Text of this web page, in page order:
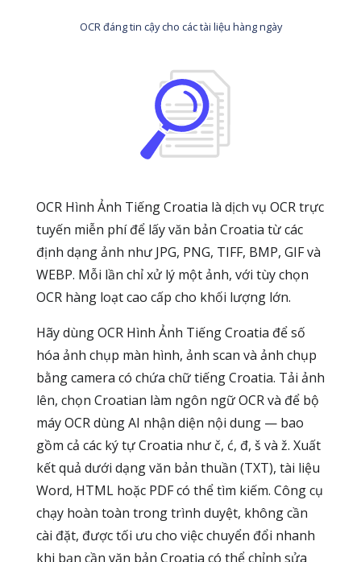
OCR đáng tin cậy cho các tài liệu hàng ngày
OCR Hình Ảnh Tiếng Croatia là dịch vụ OCR trực
tuyến miễn phí để lấy văn bản Croatia từ các
định dạng ảnh như JPG, PNG, TIFF, BMP, GIF và
WEBP. Mỗi lần chỉ xử lý một ảnh, với tùy chọn
OCR hàng loạt cao cấp cho khối lượng lớn.
Hãy dùng OCR Hình Ảnh Tiếng Croatia để số
hóa ảnh chụp màn hình, ảnh scan và ảnh chụp
bằng camera có chứa chữ tiếng Croatia. Tải ảnh
lên, chọn Croatian làm ngôn ngữ OCR và để bộ
máy OCR dùng AI nhận diện nội dung — bao
gồm cả các ký tự Croatia như č, ć, đ, š và ž. Xuất
kết quả dưới dạng văn bản thuần (TXT), tài liệu
Word, HTML hoặc PDF có thể tìm kiếm. Công cụ
chạy hoàn toàn trong trình duyệt, không cần
cài đặt, được tối ưu cho việc chuyển đổi nhanh
khi bạn cần văn bản Croatia có thể chỉnh sửa